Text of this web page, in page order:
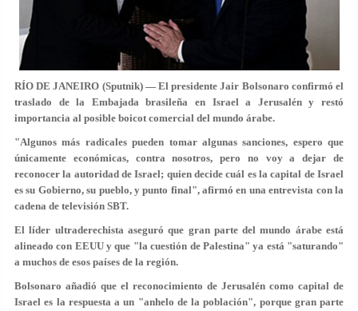
RÍO DE JANEIRO (Sputnik) — El presidente Jair Bolsonaro confirmó el
traslado de la Embajada brasileña en Israel a Jerusalén y restó
importancia al posible boicot comercial del mundo árabe.
"Algunos más radicales pueden tomar algunas sanciones, espero que
únicamente económicas, contra nosotros, pero no voy a dejar de
reconocer la autoridad de Israel; quien decide cuál es la capital de Israel
es su Gobierno, su pueblo, y punto final", afirmó en una entrevista con la
cadena de televisión SBT.
El líder ultraderechista aseguró que gran parte del mundo árabe está
alineado con EEUU y que "la cuestión de Palestina" ya está "saturando"
a muchos de esos países de la región.
Bolsonaro añadió que el reconocimiento de Jerusalén como capital de
Israel es la respuesta a un "anhelo de la población", porque gran parte